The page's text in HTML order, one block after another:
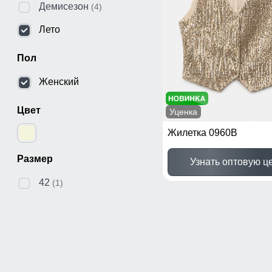
Демисезон (4)
Лето
Пол
Женский
Цвет
Размер
42 (1)
Уценка
Жилетка 0960B
Узнать оптовую